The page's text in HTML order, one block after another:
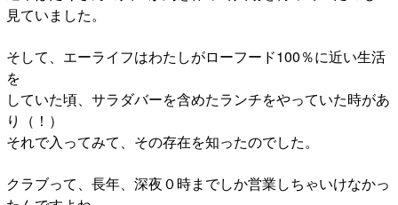
見ていました。
そして、エーライフはわたしがローフード100％に近い生活
を
していた頃、サラダバーを含めたランチをやっていた時があ
り（！）
それで入ってみて、その存在を知ったのでした。
クラブって、長年、深夜０時までしか営業しちゃいけなかっ